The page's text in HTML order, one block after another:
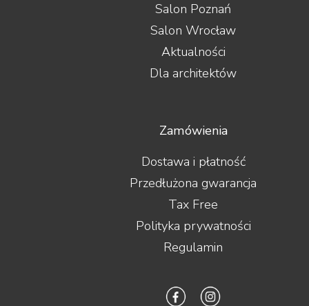
Salon Poznań
Salon Wrocław
Aktualności
Dla architektów
Zamówienia
Dostawa i płatność
Przedłużona gwarancja
Tax Free
Polityka prywatności
Regulamin